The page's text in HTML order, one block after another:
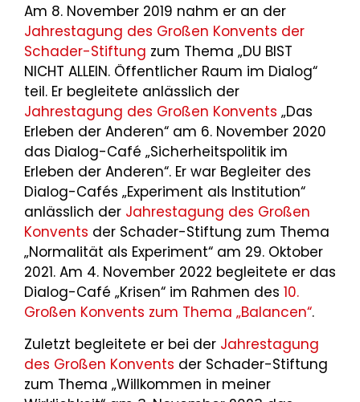
Am 8. November 2019 nahm er an der
Jahrestagung des Großen Konvents der
Schader-Stiftung zum Thema „DU BIST
NICHT ALLEIN. Öffentlicher Raum im Dialog“
teil. Er begleitete anlässlich der
Jahrestagung des Großen Konvents „Das
Erleben der Anderen“ am 6. November 2020
das Dialog-Café „Sicherheitspolitik im
Erleben der Anderen“. Er war Begleiter des
Dialog-Cafés „Experiment als Institution“
anlässlich der Jahrestagung des Großen
Konvents der Schader-Stiftung zum Thema
„Normalität als Experiment“ am 29. Oktober
2021. Am 4. November 2022 begleitete er das
Dialog-Café „Krisen“ im Rahmen des 10.
Großen Konvents zum Thema „Balancen“.
Zuletzt begleitete er bei der Jahrestagung
des Großen Konvents der Schader-Stiftung
zum Thema „Willkommen in meiner